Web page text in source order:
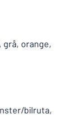
grå, orange,
bilruta,